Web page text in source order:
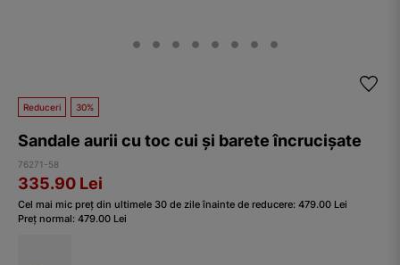
Reduceri 30%
Sandale aurii cu toc cui și barete încrucișate
76271-58
335.90 Lei
Cel mai mic preț din ultimele 30 de zile înainte de reducere: 479.00 Lei
Preț normal: 479.00 Lei